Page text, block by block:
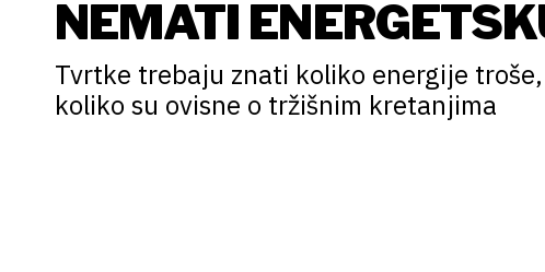
NEMATI
Tvrtke trebaju znati koliko energije
koliko su ovisne o tržišnim kretanjima